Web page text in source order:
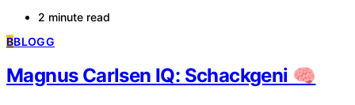
2 minute read
BBLOGG
Magnus Carlsen IQ: Schackgeni 🧠